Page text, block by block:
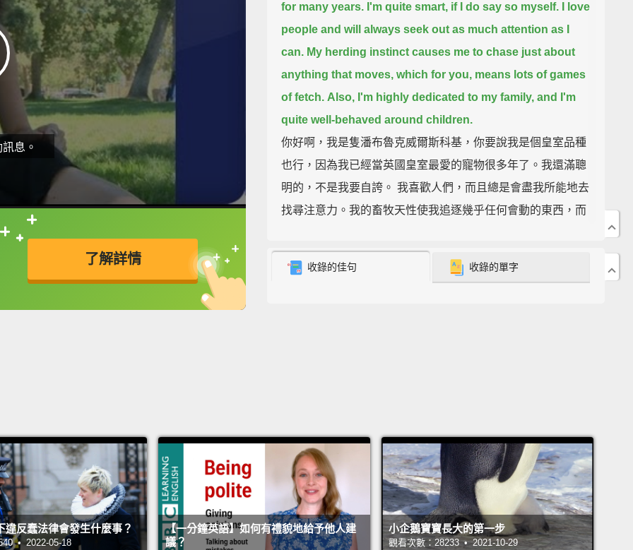
息。
了解詳情
接查字典喔！
英
for many years. I'm quite smart, if I do say so myself.
I love
people and will always seek out as much attention as I
can. My herding instinct causes me to chase just about
anything that moves, which for you, means lots of games
of fetch. Also, I'm highly dedicated to my family, and I'm
quite well-behaved around children.
你好啊，我是隻潘布魯克威爾斯科基，你要說我是個皇室品種
也行，因為我已經當英國皇室最愛的寵物很多年了。我還滿聰
明的，不是我要自誇。 我喜歡人們，而且總是會盡我所能地去
找尋注意力。我的畜牧天性使我追逐幾乎任何會動的東西，而
忠心，而且我在小孩身邊滿乖的。
She has 16 of us.
潘布魯克威爾斯科基犬遠遠追溯回十二世紀時。據說維京人和
法蘭德斯織布工帶我的祖先到威爾斯。卡提根威爾斯科基和我
們有密切關係，在不久之前，我們都還被認為是相同品種。我
們潘布魯克是科基品種裡較受歡迎的，但不要告訴卡提根他們
收錄的佳句 收錄的單字
違反蠢法律會發生什麼事？
• 2022-05-18
【一分鐘英語】如何有禮貌地給予他人建
議？
小企鵝寶寶長大的第一步
觀看次數：28233 • 2021-10-29